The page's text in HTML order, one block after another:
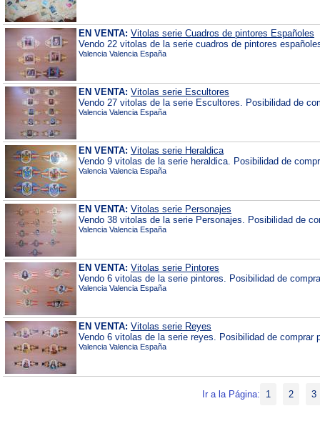
EN VENTA: Vitolas serie Cuadros de pintores Españoles
Vendo 22 vitolas de la serie cuadros de pintores
Valencia Valencia España
EN VENTA: Vitolas serie Escultores
Vendo 27 vitolas de la serie Escultores. Posibilidad de
Valencia Valencia España
EN VENTA: Vitolas serie Heraldica
Vendo 9 vitolas de la serie heraldica. Posibilidad de
Valencia Valencia España
EN VENTA: Vitolas serie Personajes
Vendo 38 vitolas de la serie Personajes. Posibilidad de
Valencia Valencia España
EN VENTA: Vitolas serie Pintores
Vendo 6 vitolas de la serie pintores. Posibilidad de
Valencia Valencia España
EN VENTA: Vitolas serie Reyes
Vendo 6 vitolas de la serie reyes. Posibilidad de comprar
Valencia Valencia España
Ir a la Página: 1 2 3